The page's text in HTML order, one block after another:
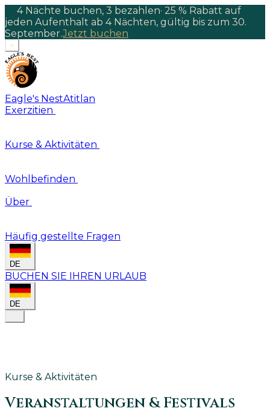
4 Nächte buchen, 3 bezahlen· 25 % Rabatt auf
jeden Aufenthalt ab 4 Nächten, gültig bis zum 30.
September.Jetzt buchen
×
Eagle's NestAtitlan
Exerzitien
Kurse & Aktivitäten
Wohlbefinden
Über
Häufig gestellte Fragen
DE
BUCHEN SIE IHREN URLAUB
DE
Kurse & Aktivitäten
Veranstaltungen & Festivals